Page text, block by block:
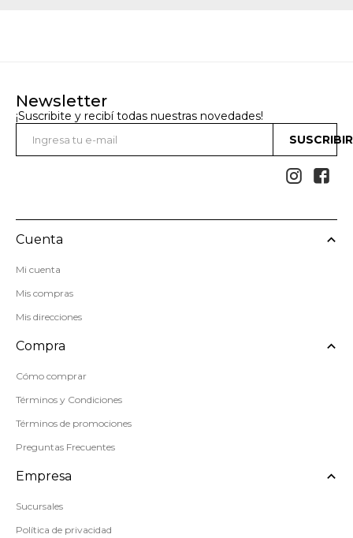
Newsletter
¡Suscribite y recibí todas nuestras novedades!
 
Cuenta
Mi cuenta
Mis compras
Mis direcciones
Compra
Cómo comprar
Términos y Condiciones
Términos de promociones
Preguntas Frecuentes
Empresa
Sucursales
Política de privacidad